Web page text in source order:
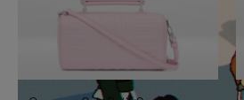
PAUSE,
APPUYEZ
SUR
DÉSACTIVÉ.
VEUILLEZ